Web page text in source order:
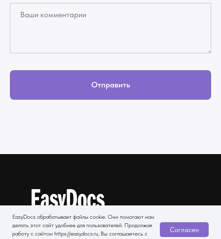
Отправить
EasyDocs обрабатывает файлы cookie. Они помогают нам
делать этот сайт удобнее для пользователей. Продолжая
работу с сайтом https://easydocs.ru, Вы соглашаетесь с
Согласен